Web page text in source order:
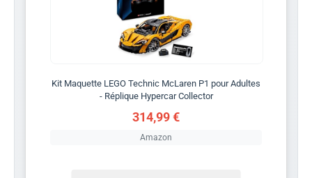
Kit Maquette LEGO Technic McLaren P1 pour Adultes
- Réplique Hypercar Collector
314,99 €
Amazon